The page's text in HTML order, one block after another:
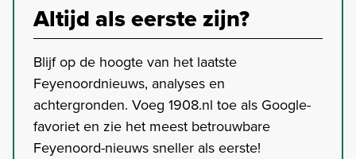
Altijd als eerste zijn?
Blijf op de hoogte van het laatste
Feyenoordnieuws, analyses en
achtergronden. Voeg 1908.nl toe als Google-
favoriet en zie het meest betrouwbare
Feyenoord-nieuws sneller als eerste!